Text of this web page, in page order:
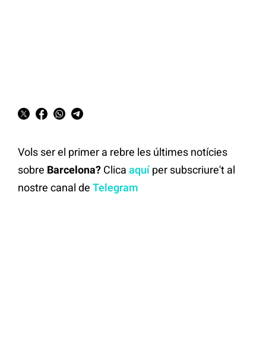
Vols ser el primer a rebre les últimes notícies
sobre Barcelona? Clica aquíper subscriure't al
nostre canal de Telegram